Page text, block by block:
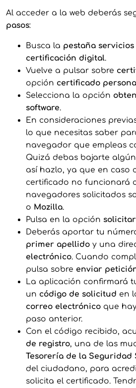
Al acceder a la web deberás
pasos:
Busca la pestaña servicios
certificación digital.
Vuelve a pulsar sobre
opción certificado
Selecciona la opción
software.
En consideraciones
lo que necesitas saber
navegador que empleas
Quizá debas bajarte
así hazlo, ya que en caso
certificado no funcionará
navegadores solicitados
o Mozilla.
Pulsa en la opción
Deberás aportar tu
primer apellidoy una
electrónico. Cuando
pulsa sobre enviar
La aplicación confirmará
un código de solicitud en
correo electrónicoque
paso anterior.
Con el código recibido,
de registro, una de las
Tesorería de la Seguridad
del ciudadano, para
solicita el certificado.